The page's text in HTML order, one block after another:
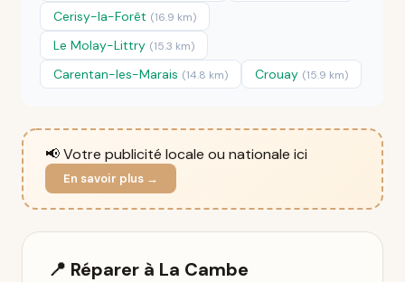
Cerisy-la-Forêt (16.9 km)
Le Molay-Littry (15.3 km)
Carentan-les-Marais (14.8 km) Crouay (15.9 km)
📢 Votre publicité locale ou nationale ici
En savoir plus →
📍 Réparer à La Cambe